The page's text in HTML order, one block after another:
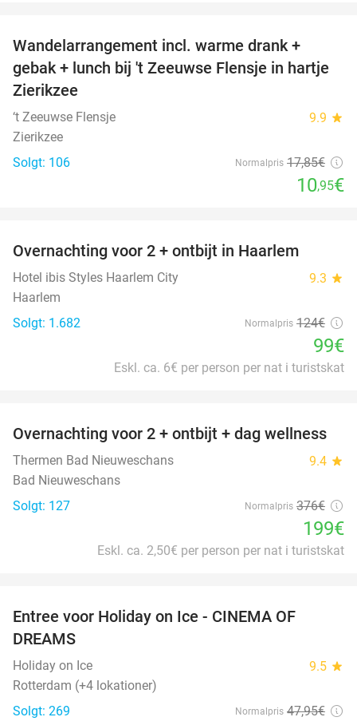
Wandelarrangement incl. warme drank +
gebak + lunch bij 't Zeeuwse Flensje in hartje
Zierikzee
‘t Zeeuwse Flensje 9.9 star
Zierikzee
Solgt: 106
Normalpris 17,85€
10,95€
Overnachting voor 2 + ontbijt in Haarlem
Hotel ibis Styles Haarlem City 9.3 star
Haarlem
Solgt: 1.682
Normalpris 124€
99€
Eskl. ca. 6€ per person per nat i turistskat
47%
Overnachting voor 2 + ontbijt + dag wellness
Thermen Bad Nieuweschans 9.4 star
Bad Nieuweschans
Solgt: 127
Normalpris 376€
199€
Eskl. ca. 2,50€ per person per nat i turistskat
Entree voor Holiday on Ice - CINEMA OF
DREAMS
Holiday on Ice 9.5 star
Rotterdam (+4 lokationer)
Solgt: 269
Normalpris 47,95€